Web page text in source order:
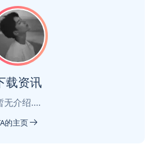
载资讯
无介绍....
的主页